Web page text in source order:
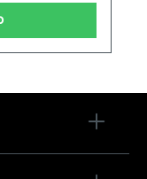
WalnussFleur
den
ca. 3-4